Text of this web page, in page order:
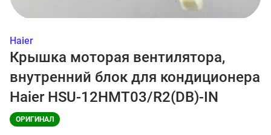
Haier
Крышка моторая вентилятора,
внутренний блок для кондиционера
Haier HSU-12HMT03/R2(DB)-IN
ОРИГИНАЛ